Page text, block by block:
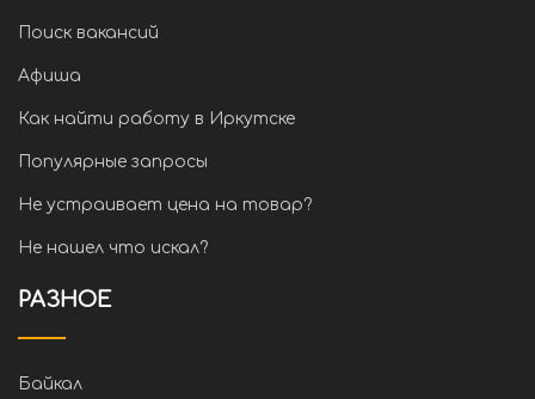
Поиск вакансий
Афиша
Как найти работу в Иркутске
Популярные запросы
Не устраивает цена на товар?
Не нашел что искал?
РАЗНОЕ
Байкал